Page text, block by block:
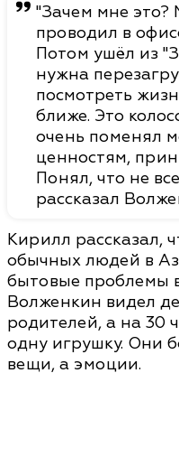
"Зачем мне
проводил в
Потом ушёл из
нужна
посмотреть
ближе. Это
очень поменял
ценностям,
Понял, что не
рассказал
Кирилл рассказал,
обычных людей в
бытовые проблемы
Волженкин видел
родителей, а на 30
одну игрушку. Они
вещи, а эмоции.